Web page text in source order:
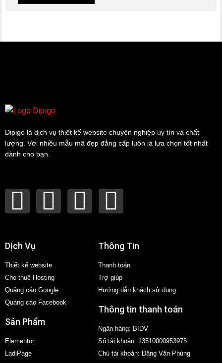
Dipigo là dịch vụ thiết kế website chuyên nghiệp uy tín và chất
lượng. Với nhiều mẫu mã đẹp đẳng cấp luôn là lựa chọn tốt nhất
dành cho bạn.
Dịch Vụ
Thiết kế website
Cho thuê Hosting
Quảng cáo Google
Quảng cáo Facebook
Sản Phẩm
Elementor
LadiPage
Thông Tin
Thanh toán
Trợ giúp
Hướng dẫn khách sử dụng
Thông tin thanh toán
Ngân hàng: BIDV
Số tài khoản: 13510000953975
Chủ tài khoản: Đặng Văn Phùng